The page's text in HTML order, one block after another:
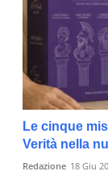
Le cinque
Verità nella
Redazione 18 Giu